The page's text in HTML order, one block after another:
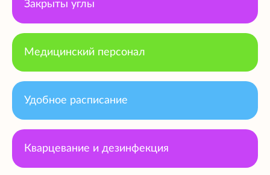
Закрыты углы
Медицинский персонал
Удобное расписание
Кварцевание и дезинфекция